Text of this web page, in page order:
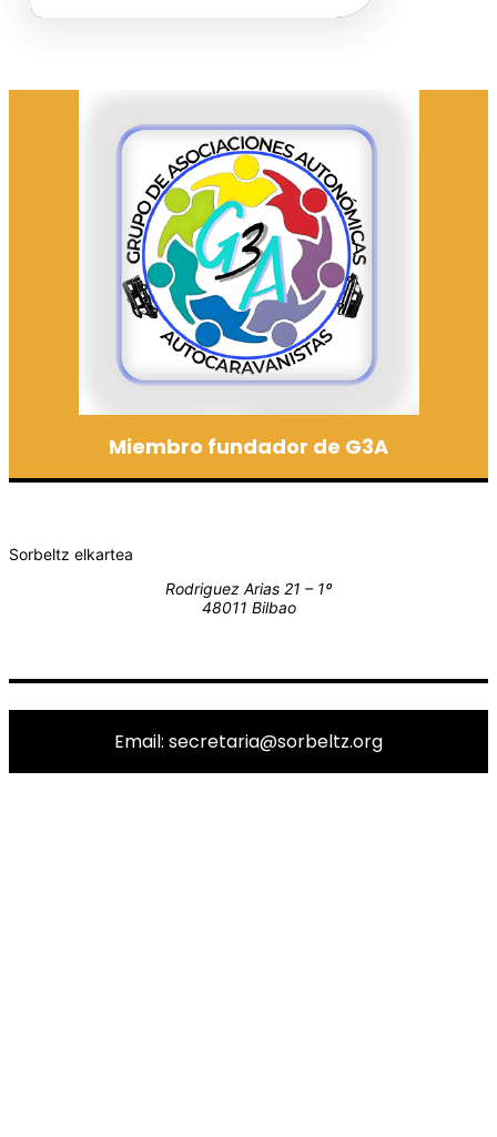
Miembro fundador de G3A
Sorbeltz elkartea
Rodriguez Arias 21 – 1º
48011 Bilbao
Email: secretaria@sorbeltz.org